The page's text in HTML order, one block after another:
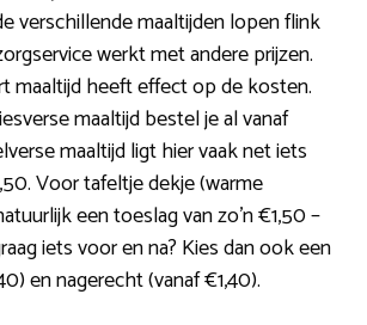
verschillende maaltijden lopen flink
werkt met andere prijzen.
maaltijd heeft effect op de kosten.
maaltijd bestel je al vanaf
maaltijd ligt hier vaak net iets
Voor tafeltje dekje (warme
een toeslag van zo’n €1,50 –
iets voor en na? Kies dan ook een
en nagerecht (vanaf €1,40).